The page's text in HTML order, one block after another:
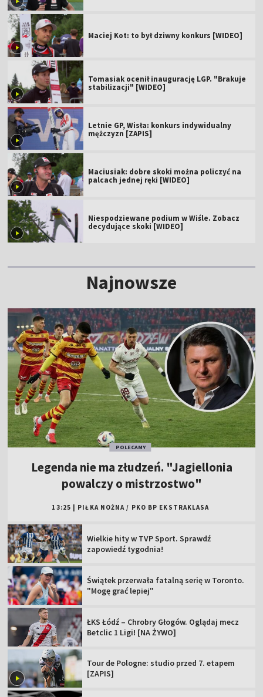
Maciej Kot: to był dziwny konkurs [WIDEO]
Tomasiak ocenił inaugurację LGP. "Brakuje
stabilizacji" [WIDEO]
Letnie GP, Wisła: konkurs indywidualny
mężczyzn [ZAPIS]
Maciusiak: dobre skoki można policzyć na
palcach jednej ręki [WIDEO]
Niespodziewane podium w Wiśle. Zobacz
decydujące skoki [WIDEO]
Najnowsze
POLECAMY
Legenda nie ma złudzeń. "Jagiellonia
powalczy o mistrzostwo"
13:25 PIŁKA NOŻNA / PKO BP EKSTRAKLASA
Wielkie hity w TVP Sport. Sprawdź
zapowiedź tygodnia!
Świątek przerwała fatalną serię w Toronto.
"Mogę grać lepiej"
ŁKS Łódź – Chrobry Głogów. Oglądaj mecz
Betclic 1 Ligi! [NA ŻYWO]
Tour de Pologne: studio przed 7. etapem
[ZAPIS]